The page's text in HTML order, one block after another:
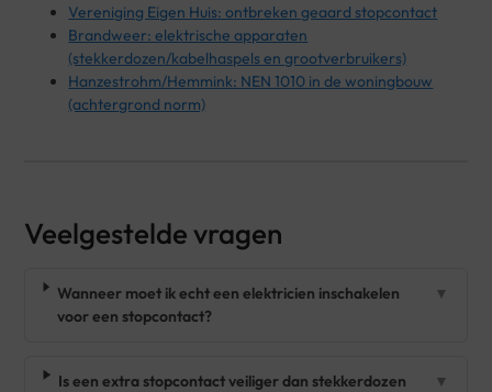
Vereniging Eigen Huis: ontbreken geaard stopcontact
Brandweer: elektrische apparaten
(stekkerdozen/kabelhaspels en grootverbruikers)
Hanzestrohm/Hemmink: NEN 1010 in de woningbouw
(achtergrond norm)
Veelgestelde vragen
Wanneer moet ik echt een elektricien inschakelen
voor een stopcontact?
▼
Is een extra stopcontact veiliger dan stekkerdozen
▼